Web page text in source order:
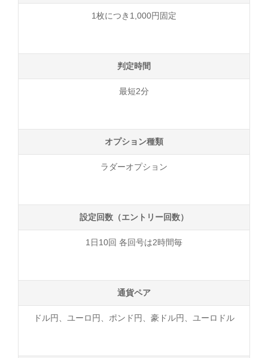
1枚につき1,000円固定
判定時間
最短2分
オプション種類
ラダーオプション
設定回数（エントリー回数）
1日10回 各回号は2時間毎
通貨ペア
ドル円、ユーロ円、ポンド円、豪ドル円、ユーロドル